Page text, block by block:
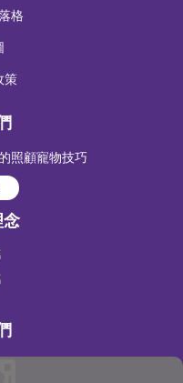
格
策
照顧寵物技巧